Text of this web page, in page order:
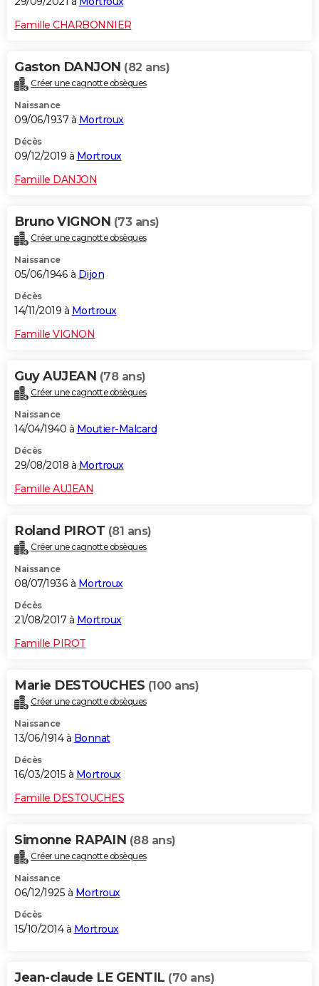
Famille CHARBONNIER
Gaston DANJON (82 ans)
Créer une cagnotte obsèques
Naissance
09/06/1937 à Mortroux
Décès
09/12/2019 à Mortroux
Famille DANJON
Bruno VIGNON (73 ans)
Créer une cagnotte obsèques
Naissance
05/06/1946 à Dijon
Décès
14/11/2019 à Mortroux
Famille VIGNON
Guy AUJEAN (78 ans)
Créer une cagnotte obsèques
Naissance
14/04/1940 à Moutier-Malcard
Décès
29/08/2018 à Mortroux
Famille AUJEAN
Roland PIROT (81 ans)
Créer une cagnotte obsèques
Naissance
08/07/1936 à Mortroux
Décès
21/08/2017 à Mortroux
Famille PIROT
Marie DESTOUCHES (100 ans)
Créer une cagnotte obsèques
Naissance
13/06/1914 à Bonnat
Décès
16/03/2015 à Mortroux
Famille DESTOUCHES
Simonne RAPAIN (88 ans)
Créer une cagnotte obsèques
Naissance
06/12/1925 à Mortroux
Décès
15/10/2014 à Mortroux
Jean-claude LE GENTIL (70 ans)